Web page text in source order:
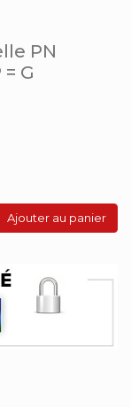
PN
G
Ajouter au panier